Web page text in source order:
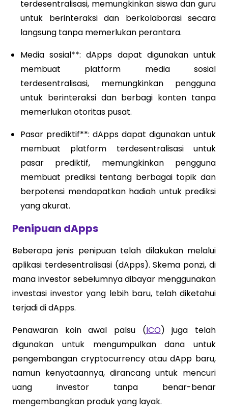
terdesentralisasi, memungkinkan siswa dan guru
untuk berinteraksi dan berkolaborasi secara
langsung tanpa memerlukan perantara.
Media sosial**: dApps dapat digunakan untuk
membuat platform media sosial
terdesentralisasi, memungkinkan pengguna
untuk berinteraksi dan berbagi konten tanpa
memerlukan otoritas pusat.
Pasar prediktif**: dApps dapat digunakan untuk
membuat platform terdesentralisasi untuk
pasar prediktif, memungkinkan pengguna
membuat prediksi tentang berbagai topik dan
berpotensi mendapatkan hadiah untuk prediksi
yang akurat.
Penipuan dApps
Beberapa jenis penipuan telah dilakukan melalui
aplikasi terdesentralisasi (dApps). Skema ponzi, di
mana investor sebelumnya dibayar menggunakan
investasi investor yang lebih baru, telah diketahui
terjadi di dApps.
Penawaran koin awal palsu (ICO) juga telah
digunakan untuk mengumpulkan dana untuk
pengembangan cryptocurrency atau dApp baru,
namun kenyataannya, dirancang untuk mencuri
uang investor tanpa benar-benar
mengembangkan produk yang layak.